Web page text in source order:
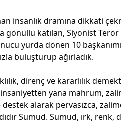
insanlık dramına dikkati
gönüllü katılan, Siyonist
yurda dönen 10
buluşturup ağırladık.
direnç ve kararlılık
yana mahrum,
alarak pervasızca,
Sumud. Sumud, ırk,